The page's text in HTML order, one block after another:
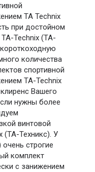
TA Technix
при достойном
Technix (ТА-
количества
спортивной
TA-Technix
Вашего
нужны более
винтовой
(ТА-Техникс). У
строгие
комплект
с занижением